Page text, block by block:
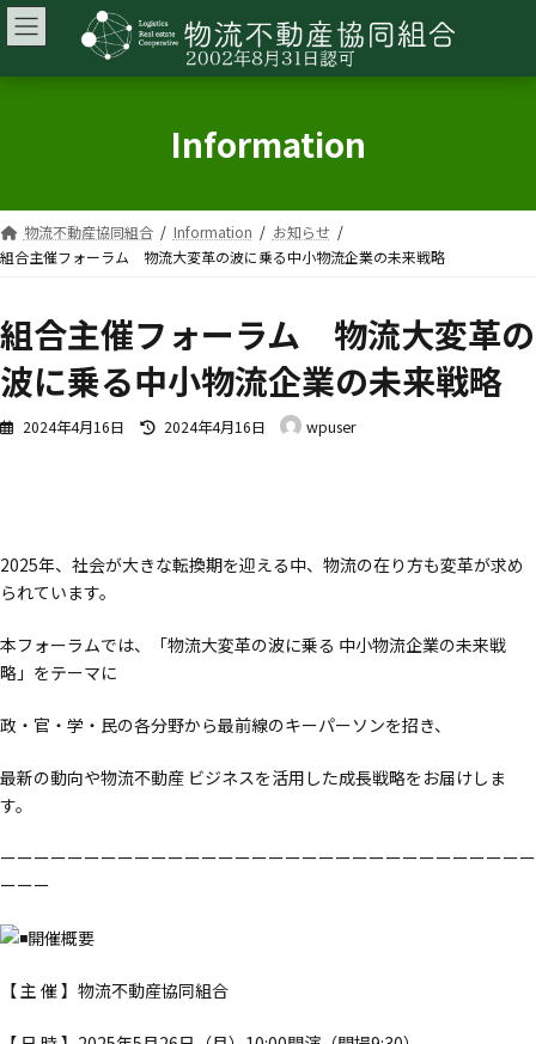
コ
ン
テ
キ
ッ
ナ
ビ
ゲ
に
移
Information
物流不動産協同組合 Information
お知らせ
組合主催フォーラム 物流大変革の波に乗る中小物流企業の未来戦略
組合主催フォーラム 物流大変革の
波に乗る中小物流企業の未来戦略
2024年4月16日
最
時
2024年4月16日 wpuser
2025年、社会が大きな転換期を迎える中、物流の在り方も変革が求め
られています。
本フォーラムでは、「物流大変革の波に乗る 中小物流企業の未来戦
略」をテーマに
政・官・学・民の各分野から最前線のキーパーソンを招き、
最新の動向や物流不動産 ビジネスを活用した成長戦略をお届けしま
す。
ーーーーーーーーーーーーーーーーーーーーーーーーーーーーーーーー
ーーー
開催概要
【 主 催 】物流不動産協同組合